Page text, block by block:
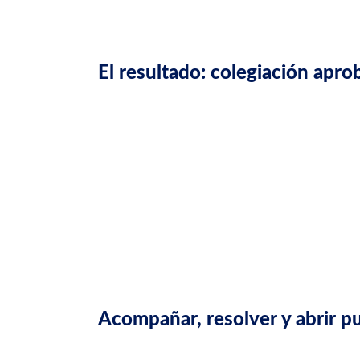
El resultado: colegiación
Acompañar, resolver y abrir